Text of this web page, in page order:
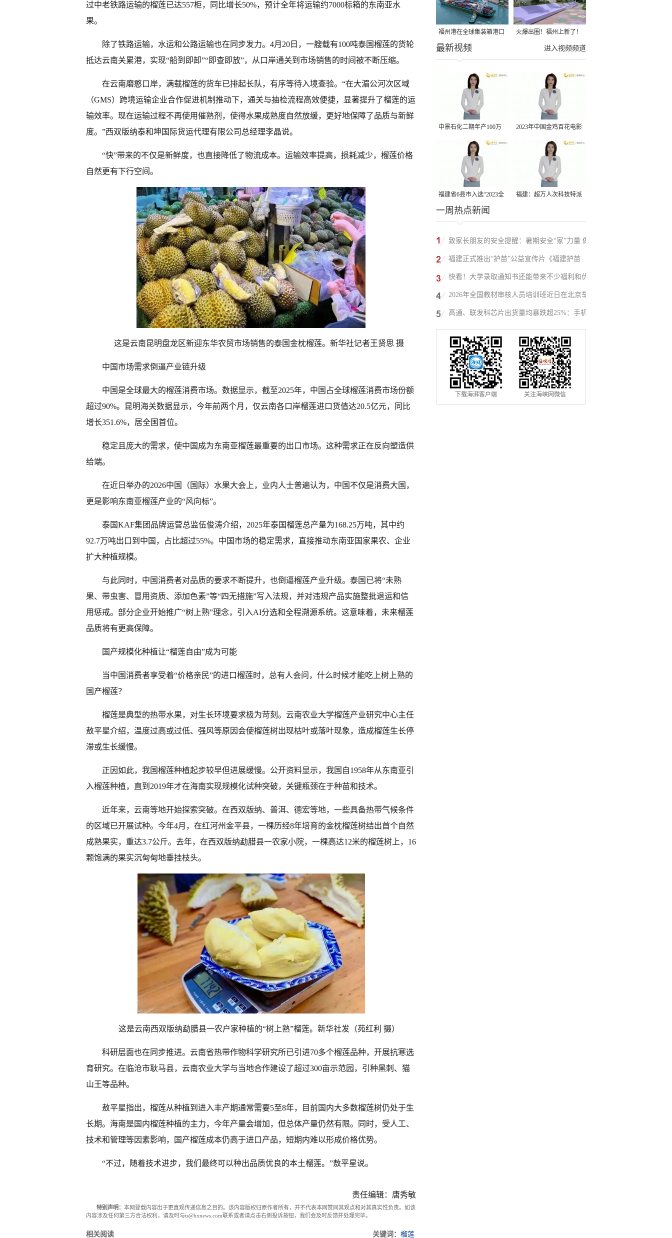
过中老铁路运输的榴莲已达557柜，同比增长50%，预计全年将运输约7000标箱的东南亚水
果。
除了铁路运输，水运和公路运输也在同步发力。4月20日，一艘载有100吨泰国榴莲的货轮
抵达云南关累港，实现“船到即卸”“即查即放”，从口岸通关到市场销售的时间被不断压缩。
在云南磨憨口岸，满载榴莲的货车已排起长队，有序等待入境查验。“在大湄公河次区域
（GMS）跨境运输企业合作促进机制推动下，通关与抽检流程高效便捷，显著提升了榴莲的运
输效率。现在运输过程不再使用催熟剂，使得水果成熟度自然放缓，更好地保障了品质与新鲜
度。”西双版纳泰和坤国际货运代理有限公司总经理李晶说。
“快”带来的不仅是新鲜度，也直接降低了物流成本。运输效率提高，损耗减少，榴莲价格
自然更有下行空间。
这是云南昆明盘龙区新迎东华农贸市场销售的泰国金枕榴莲。新华社记者王贤思 摄
中国市场需求倒逼产业链升级
中国是全球最大的榴莲消费市场。数据显示，截至2025年，中国占全球榴莲消费市场份额
超过90%。昆明海关数据显示，今年前两个月，仅云南各口岸榴莲进口货值达20.5亿元，同比
增长351.6%，居全国首位。
稳定且庞大的需求，使中国成为东南亚榴莲最重要的出口市场。这种需求正在反向塑造供
给端。
在近日举办的2026中国（国际）水果大会上，业内人士普遍认为，中国不仅是消费大国，
更是影响东南亚榴莲产业的“风向标”。
泰国KAF集团品牌运营总监伍俊涛介绍，2025年泰国榴莲总产量为168.25万吨，其中约
92.7万吨出口到中国，占比超过55%。中国市场的稳定需求，直接推动东南亚国家果农、企业
扩大种植规模。
与此同时，中国消费者对品质的要求不断提升，也倒逼榴莲产业升级。泰国已将“未熟
果、带虫害、冒用资质、添加色素”等“四无措施”写入法规，并对违规产品实施整批退运和信
用惩戒。部分企业开始推广“树上熟”理念，引入AI分选和全程溯源系统。这意味着，未来榴莲
品质将有更高保障。
国产规模化种植让“榴莲自由”成为可能
当中国消费者享受着“价格亲民”的进口榴莲时，总有人会问，什么时候才能吃上树上熟的
国产榴莲？
榴莲是典型的热带水果，对生长环境要求极为苛刻。云南农业大学榴莲产业研究中心主任
敖平星介绍，温度过高或过低、强风等原因会使榴莲树出现枯叶或落叶现象，造成榴莲生长停
滞或生长缓慢。
正因如此，我国榴莲种植起步较早但进展缓慢。公开资料显示，我国自1958年从东南亚引
入榴莲种植，直到2019年才在海南实现规模化试种突破，关键瓶颈在于种苗和技术。
近年来，云南等地开始探索突破。在西双版纳、普洱、德宏等地，一些具备热带气候条件
的区域已开展试种。今年4月，在红河州金平县，一棵历经8年培育的金枕榴莲树结出首个自然
成熟果实，重达3.7公斤。去年，在西双版纳勐腊县一农家小院，一棵高达12米的榴莲树上，16
颗饱满的果实沉甸甸地垂挂枝头。
这是云南西双版纳勐腊县一农户家种植的“树上熟”榴莲。新华社发（苑红利 摄）
科研层面也在同步推进。云南省热带作物科学研究所已引进70多个榴莲品种，开展抗寒选
育研究。在临沧市耿马县，云南农业大学与当地合作建设了超过300亩示范园，引种黑刺、猫
山王等品种。
敖平星指出，榴莲从种植到进入丰产期通常需要5至8年，目前国内大多数榴莲树仍处于生
长期。海南是国内榴莲种植的主力，今年产量会增加，但总体产量仍然有限。同时，受人工、
技术和管理等因素影响，国产榴莲成本仍高于进口产品，短期内难以形成价格优势。
“不过，随着技术进步，我们最终可以种出品质优良的本土榴莲。”敖平星说。
责任编辑：唐秀敏
特别声明： 本网登载内容出于更直观传递信息之目的。该内容版权归原作者所有，并不代表本网赞同其观点和对其真实性负责。如该
内容涉及任何第三方合法权利，请及时与ts@hxnews.com联系或者请点击右侧投诉按钮，我们会及时反馈并处理完毕。
相关阅读 关键词： 榴莲
福州港在全球集装箱港口
绩效中排名第一
火爆出圈！福州上新了！
很多人赶去打卡！进入视频频道
最新视频
中景石化二期年产100万
吨丙烷脱氢项目建成中交
2023年中国金鸡百花电影
节有福电影巡展31日启动
福建省6县市入选“2023全
国县域发展潜力百强县”
福建：超万人次科技特派
一周热点新闻
致家长朋友的安全提醒：暑期安全“家”力量 做
孩子的首席安全官
福建正式推出“护苗”公益宣传片《福建护苗
志》
快看！大学录取通知书还能带来不少福利和优
惠
2026年全国教材审核人员培训班近日在北京举
办
高通、联发科芯片出货量均暴跌超25%：手机
滞销
下载海湃客户端 关注海峡网微信